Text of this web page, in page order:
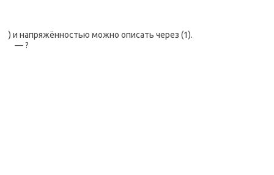
— ?
) и напряжённостью можно описать через (1).